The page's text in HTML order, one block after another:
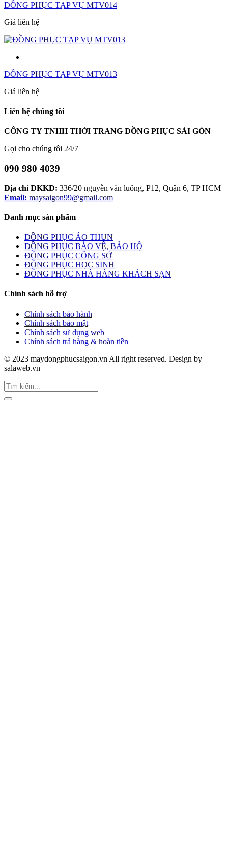
ĐỒNG PHỤC TẠP VỤ MTV014
Giá liên hệ
ĐỒNG PHỤC TẠP VỤ MTV013
Giá liên hệ
Liên hệ chúng tôi
CÔNG TY TNHH THỜI TRANG ĐỒNG PHỤC SÀI GÒN
Gọi cho chúng tôi 24/7
090 980 4039
Địa chỉ ĐKKD: 336/20 nguyễn văn luông, P12, Quận 6, TP HCM
Email: maysaigon99@gmail.com
Danh mục sản phẩm
ĐỒNG PHỤC ÁO THUN
ĐỒNG PHỤC BẢO VỆ, BẢO HỘ
ĐỒNG PHỤC CÔNG SỞ
ĐỒNG PHỤC HỌC SINH
ĐỒNG PHỤC NHÀ HÀNG KHÁCH SẠN
Chính sách hỗ trợ
Chính sách bảo hành
Chính sách bảo mật
Chính sách sử dụng web
Chính sách trả hàng & hoàn tiền
© 2023 maydongphucsaigon.vn All right reserved. Design by
salaweb.vn